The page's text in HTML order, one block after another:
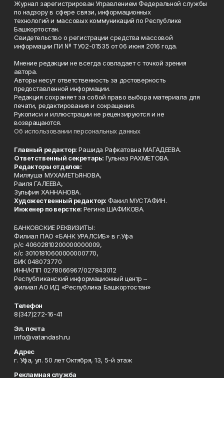
Журнал зарегистрирован Управлением Федеральной службы
по надзору в сфере связи, информационных
технологий и массовых коммуникаций по Республике
Башкортостан.
Свидетельство о регистрации средства массовой
информации ПИ № ТУ02-01535 от 06 июня 2016 года.
Мнение редакции не всегда совпадает с точкой зрения
автора.
Авторы несут ответственность за достоверность
предоставленной информации.
Редакция сохраняет за собой право выбора материала для
печати, редактирования и сокращения.
Рукописи и иллюстрации не рецензируются и не
возвращаются.
Об использовании персональных данных
Главный редактор: Рашида Рафкатовна МАГАДЕЕВА.
Ответственный секретарь: Гульназ РАХМЕТОВА.
Редакторы отделов:
Миляуша МУХАМЕТЬЯНОВА,
Раиля ГАЛЕЕВА,
Зульфия ХАННАНОВА.
Художественный редактор: Факил МУСТАФИН.
Инженер по верстке: Регина ШАФИКОВА.
БАНКОВСКИЕ РЕКВИЗИТЫ:
Филиал ПАО «БАНК УРАЛСИБ» в г.Уфа
р/с 40602810200000000009,
к/с 30101810600000000770,
БИК 048073770
ИНН/КПП 0278066967/027843012
Республиканский информационный центр –
филиал АО ИД «Республика Башкортостан»
Телефон
8(347)272-16-41
Эл. почта
info@vatandash.ru
Адрес
г. Уфа, ул. 50 лет Октября, 13, 5-й этаж
Рекламная служба